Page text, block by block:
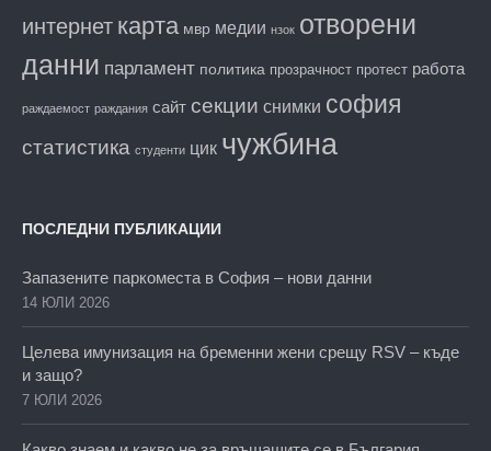
интернет карта мвр медии нзок отворени
данни парламент политика прозрачност протест работа
раждаемост раждания сайт секции снимки софия
статистика студенти цик чужбина
ПОСЛЕДНИ ПУБЛИКАЦИИ
Запазените паркоместа в София – нови данни
14 ЮЛИ 2026
Целева имунизация на бременни жени срещу RSV – къде
и защо?
7 ЮЛИ 2026